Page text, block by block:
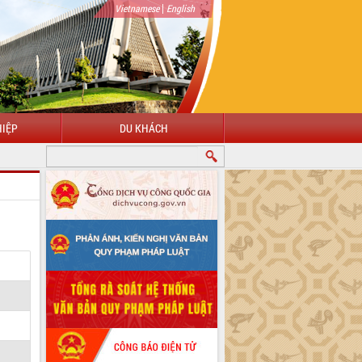
Vietnamese| English
DU KHÁCH